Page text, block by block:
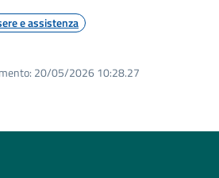
e assistenza
20/05/2026 10:28.27